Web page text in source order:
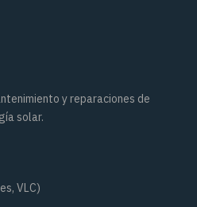
y reparaciones de
solar.
VLC)